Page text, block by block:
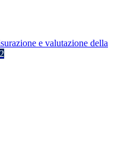
e valutazione della
2